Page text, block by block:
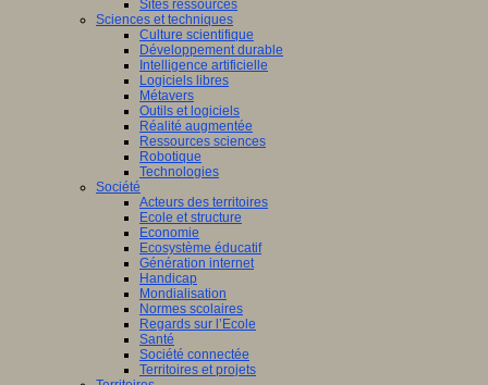
Sites ressources
Sciences et techniques
Culture scientifique
Développement durable
Intelligence artificielle
Logiciels libres
Métavers
Outils et logiciels
Réalité augmentée
Ressources sciences
Robotique
Technologies
Société
Acteurs des territoires
Ecole et structure
Economie
Ecosystème éducatif
Génération internet
Handicap
Mondialisation
Normes scolaires
Regards sur l’Ecole
Santé
Société connectée
Territoires et projets